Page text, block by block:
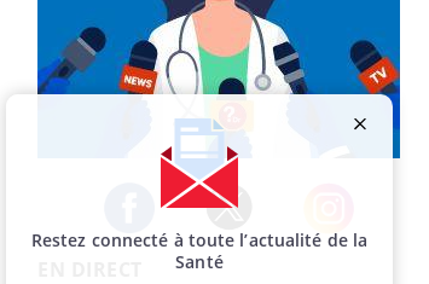
Facebook Twitter Instagram
Restez connecté à toute l’actualité de la
Santé